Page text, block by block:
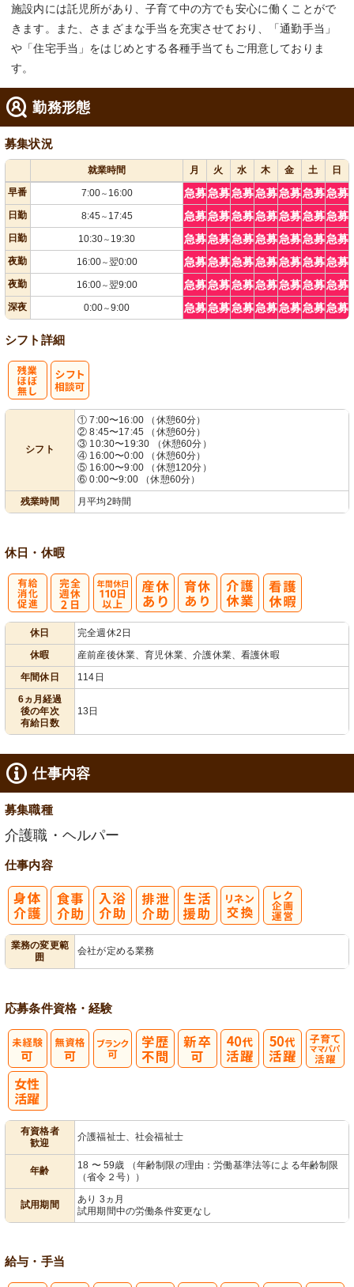
施設内には託児所があり、子育て中の方でも安心に働くことがで
きます。また、さまざまな手当を充実させており、「通勤手当」
や「住宅手当」をはじめとする各種手当てもご用意しておりま
す。
勤務形態
募集状況
就業時間 月 火 水 木 金 土
日
早番
7:00～ 16:00 急募急募急募急募急募急募急募
日勤 8:45 ～ 17:45 急募急募急募急募急募急募急募
日勤 10:30～ 19:30 急募急募急募急募急募急募急募
夜勤 16:00～翌0:00 急募急募急募急募急募急募急募
夜勤 16:00～翌9:00 急募急募急募急募急募急募急募
深夜 0:00～9:00 急募急募急募急募急募急募急募
シフト詳細
シフト
① 7:00〜16:00 （休憩60分）
② 8:45〜17:45 （休憩60分）
③ 10:30〜19:30 （休憩60分）
④ 16:00〜0:00 （休憩60分）
⑤ 16:00〜9:00 （休憩120分）
⑥ 0:00〜9:00 （休憩60分）
残業時間
月平均2時間
休日・休暇
休日
完全週休2日
休暇
産前産後休業、育児休業、介護休業、看護休暇
年間休日
114日
6ヵ月経過
後の年次
有給日数
13日
仕事内容
募集職種
介護職・ヘルパー
仕事内容
業務の変更範
囲
会社が定める業務
応募条件資格・経験
有資格者
歓迎
介護福祉士、社会福祉士
年齢
18 〜 59歳 （年齢制限の理由：労働基準法等による年齢制限
（省令２号））
試用期間
あり 3ヵ月
試用期間中の労働条件変更なし
給与・手当